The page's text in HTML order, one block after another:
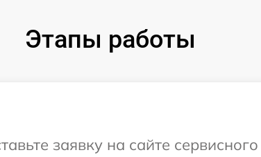
Этапы работы
заявку на сайте